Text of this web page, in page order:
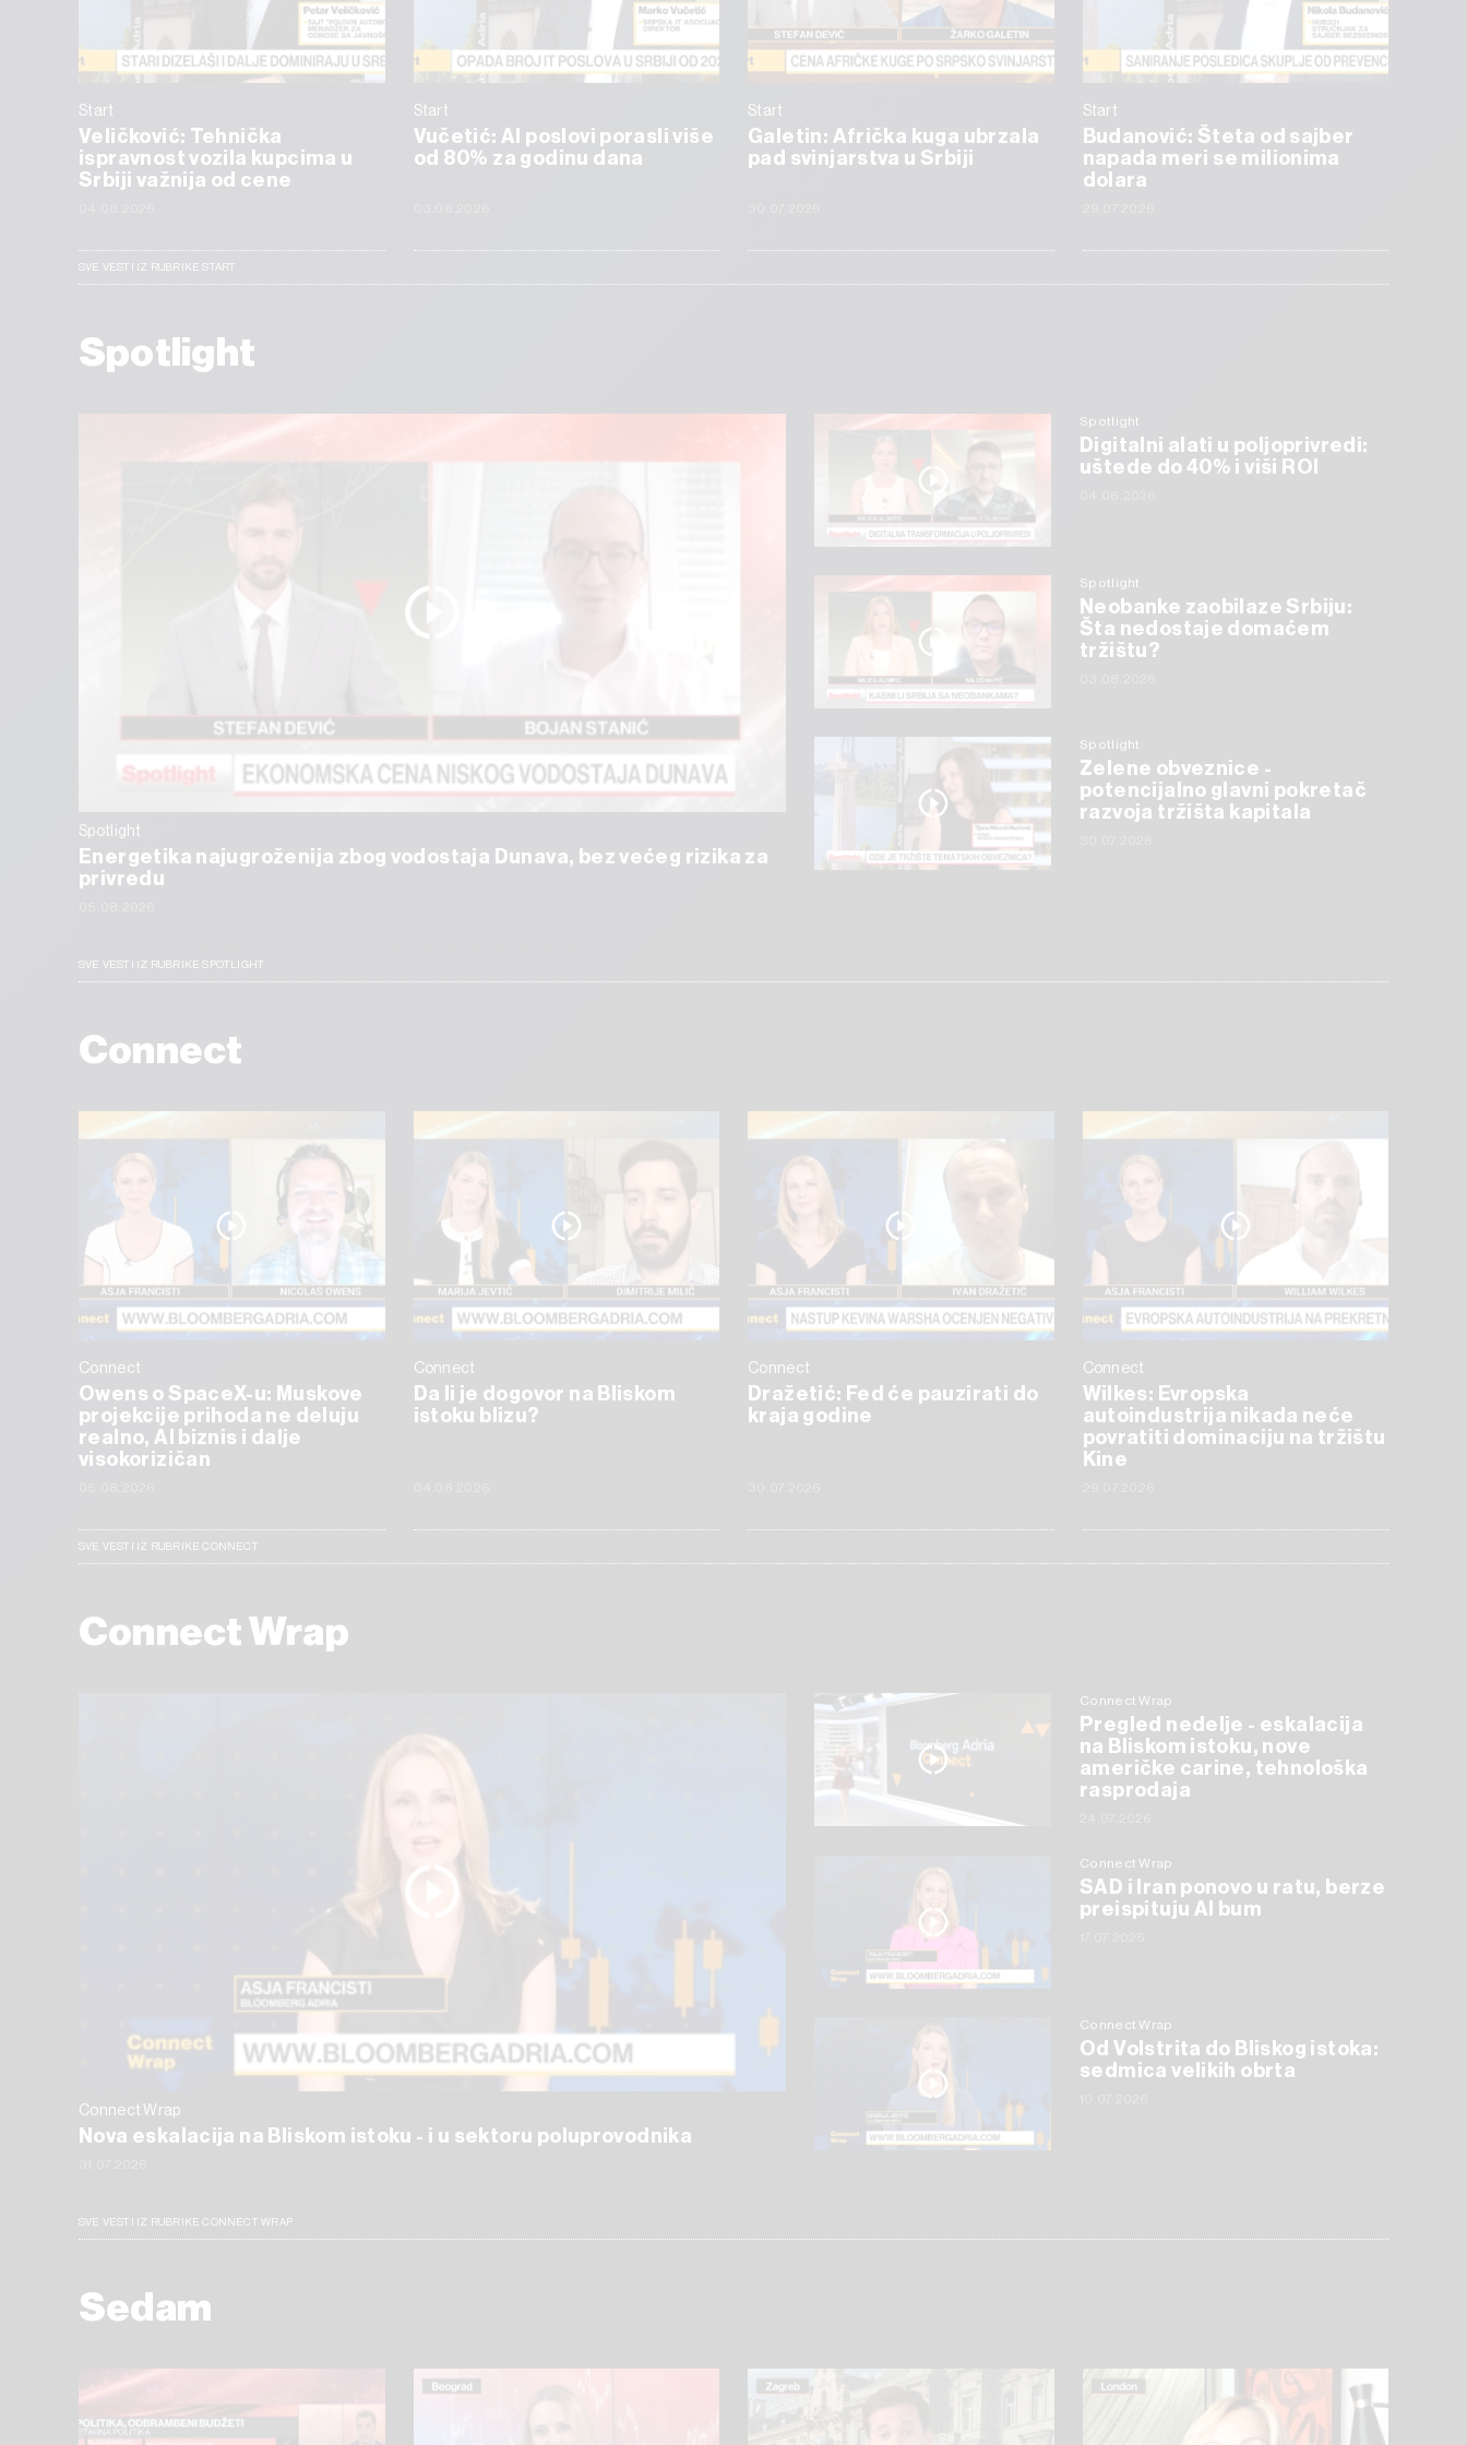
Start
Veličković: Tehnička
ispravnost vozila kupcima u
Srbiji važnija od cene
Start
Vučetić: AI poslovi porasli više
od 80% za godinu dana
Start
Galetin: Afrička kuga ubrzala
pad svinjarstva u Srbiji
Start
Budanović: Šteta od sajber
napada meri se milionima
dolara
SVE VESTI IZ RUBRIKE START
Spotlight
Spotlight
Energetika najugroženija zbog vodostaja Dunava, bez većeg rizika za
privredu
Spotlight
Digitalni alati u poljoprivredi:
uštede do 40% i viši ROI
Spotlight
Neobanke zaobilaze Srbiju:
Šta nedostaje domaćem
tržištu?
Spotlight
Zelene obveznice -
potencijalno glavni pokretač
razvoja tržišta kapitala
SVE VESTI IZ RUBRIKE SPOTLIGHT
Connect
Connect
Owens o SpaceX-u: Muskove
projekcije prihoda ne deluju
realno, AI biznis i dalje
visokorizičan
Connect
Da li je dogovor na Bliskom
istoku blizu?
Connect
Dražetić: Fed će pauzirati do
kraja godine
Connect
Wilkes: Evropska
autoindustrija nikada neće
povratiti dominaciju na tržištu
Kine
SVE VESTI IZ RUBRIKE CONNECT
Connect Wrap
Connect Wrap
Nova eskalacija na Bliskom istoku - i u sektoru poluprovodnika
Connect Wrap
Pregled nedelje - eskalacija
na Bliskom istoku, nove
američke carine, tehnološka
rasprodaja
Connect Wrap
SAD i Iran ponovo u ratu, berze
preispituju AI bum
Connect Wrap
Od Volstrita do Bliskog istoka:
sedmica velikih obrta
SVE VESTI IZ RUBRIKE CONNECT WRAP
Sedam